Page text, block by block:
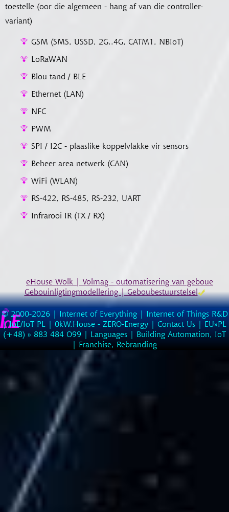
toestelle (oor die algemeen - hang af van die controller-
variant)
GSM (SMS, USSD, 2G..4G, CATM1, NBIoT)
LoRaWAN
Blou tand / BLE
Ethernet (LAN)
NFC
PWM
SPI / I2C - plaaslike koppelvlakke vir sensors
Beheer area netwerk (CAN)
WiFi (WLAN)
RS-422, RS-485, RS-232, UART
Infrarooi IR (TX / RX)
eHouse Wolk | Volmag - outomatisering van geboue
Gebouinligtingmodellering | Geboubestuurstelsel
© 2000-2026 | Internet of Everything | Internet of Things R&D
|IoE/IoT PL | 0kW.House - ZERO-Energy | Contact Us | EU»PL
(+48) » 883 484 O99 | Languages | Building Automation, IoT
| Franchise, Rebranding